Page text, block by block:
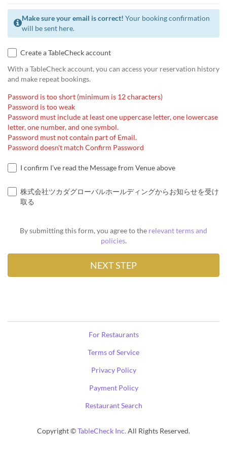
Make sure your email is correct! Your booking confirmation
will be sent here.
Create a TableCheck account
With a TableCheck account, you can access your reservation history
and make repeat bookings.
Password is too short (minimum is 12 characters)
Password is too weak
Password must include at least one uppercase letter, one lowercase
letter, one number, and one symbol.
Password must not contain part of Email.
Password doesn't match Confirm Password
I confirm I've read the Message from Venue above
株式会社ツカダグローバルホールディングからお知らせを受け
取る
By submitting this form, you agree to the relevant terms and
policies.
For Restaurants
Terms of Service
Privacy Policy
Payment Policy
Restaurant Search
Copyright ©TableCheck Inc.All Rights Reserved.